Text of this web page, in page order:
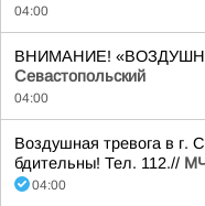
04:00
ВНИМАНИЕ!
Севастопольский
04:00
Воздушная тревога в г.
бдительны! Тел. 112.//
04:00